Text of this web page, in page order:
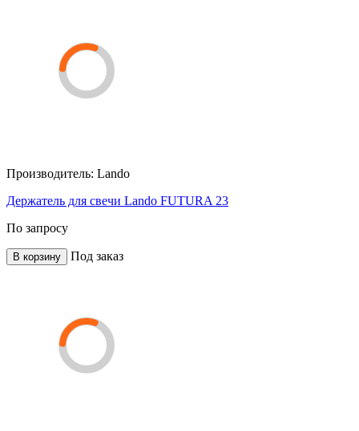
Производитель: Lando
Держатель для свечи Lando FUTURA 23
По запросу
В корзину Под заказ